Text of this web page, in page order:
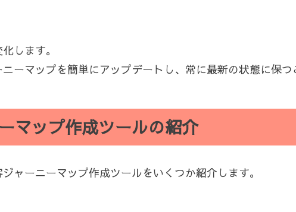
します。
ーマップを簡単にアップデートし、常に最新の状態に保つ
マップ作成ツールの紹介
ャーニーマップ作成ツールをいくつか紹介します。